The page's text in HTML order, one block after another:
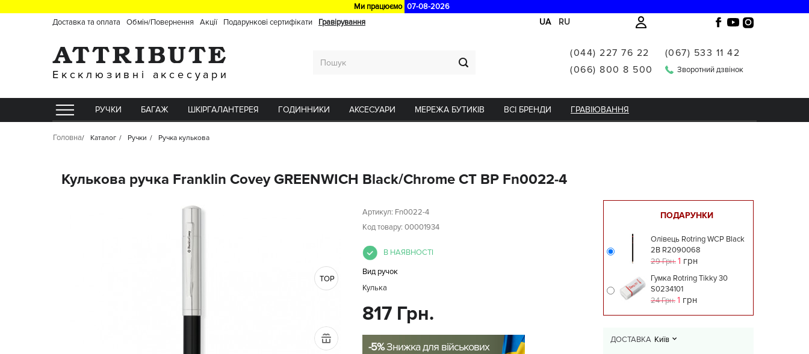
Ми працюємо 07-08-2026
UA RU
Доставка та оплата Обмін/Повернення Акції Подарункові сертифікати Гравірування
Ексклюзивні аксесуари
(044) 227 76 22
(066) 800 8 500
(067) 533 11 42
Зворотний дзвінок
РУЧКИ БАГАЖ ШКІРГАЛАНТЕРЕЯ ГОДИННИКИ АКСЕСУАРИ МЕРЕЖА БУТИКІВ ВСІ БРЕНДИ ГРАВІЮВАННЯ
Головна Каталог Ручки Ручка кулькова
Кулькова ручка Franklin Covey GREENWICH Black/Chrome CT BP Fn0022-4
TOP
Артикул: Fn0022-4
Код товару: 00001934
В НАЯВНОСТІ
Вид ручок
Кулька
817 Грн.
-5%Знижка для військових
ПОДАРУНКИ
Олівець Rotring WCP Black
2B R2090068
29 Грн.1 грн
Гумка Rotring Tikky 30
S0234101
24 Грн.1 грн
ДОСТАВКА Київ